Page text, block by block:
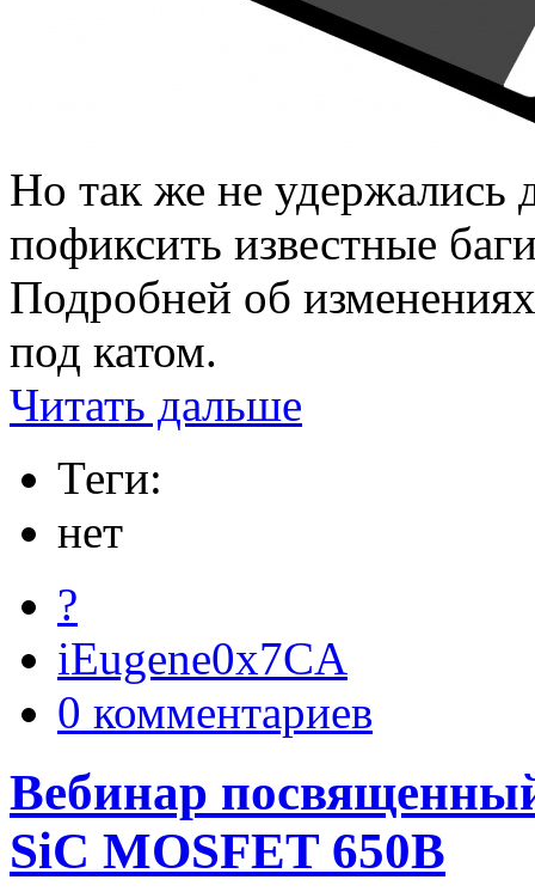
Но так же не удержались
пофиксить известные
Подробней об
под катом.
Читать дальше
Теги:
нет
?
iEugene0x7CA
0 комментариев
Вебинар
SiC MOSFET 650В